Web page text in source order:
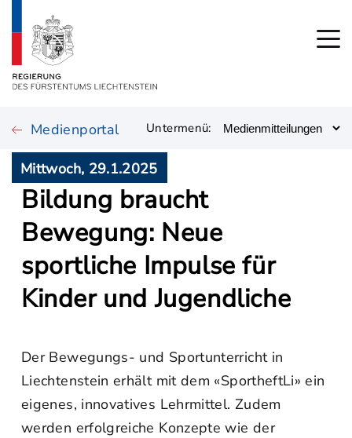
Medienportal Untermenü:
Mittwoch, 29.1.2025
Bildung braucht
Bewegung: Neue
sportliche Impulse für
Kinder und Jugendliche
Der Bewegungs- und Sportunterricht in
Liechtenstein erhält mit dem «SportheftLi» ein
eigenes, innovatives Lehrmittel. Zudem
werden erfolgreiche Konzepte wie der